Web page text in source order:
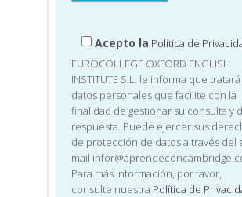
Acepto la Política de
EUROCOLLEGE OXFORD ENGLISH
INSTITUTE S.L. le informa que
datos personales que facilite con la
finalidad de gestionar su consulta y
respuesta. Puede ejercer sus
de protección de datos a través del
mail
Para más información, por favor,
consulte nuestra Política de